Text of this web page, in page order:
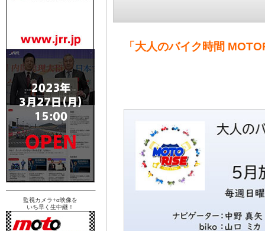
監視カメラ+α映像を
いち早く生中継！
「大人のバイク時間